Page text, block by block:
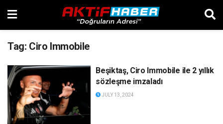
Tag: Ciro Immobile
Beşiktaş, Ciro Immobile ile 2 yıllık
sözleşme imzaladı
JULY 13, 2024